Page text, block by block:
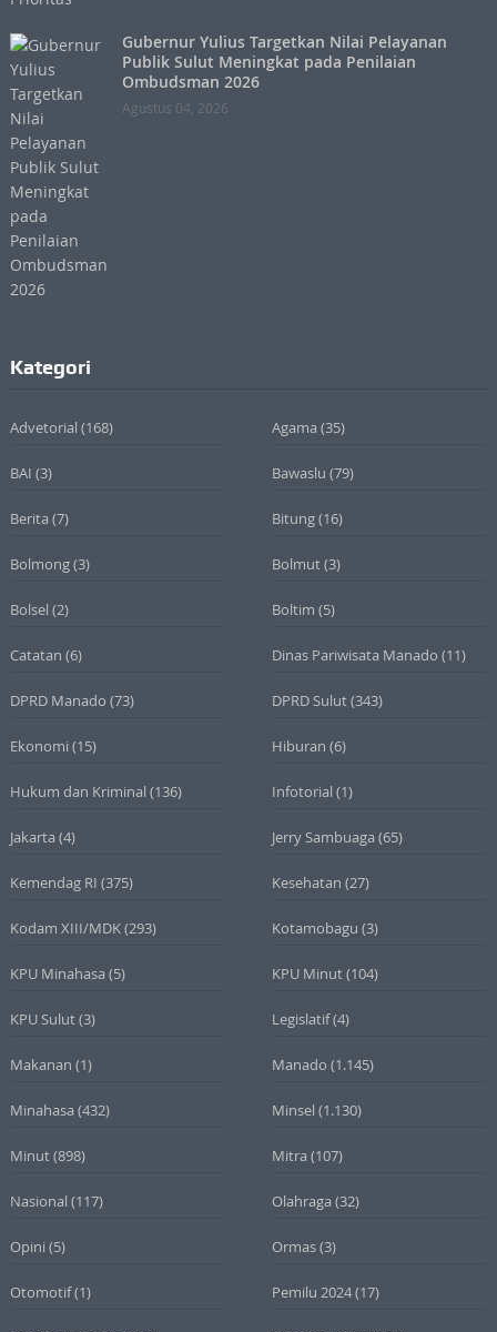
Gubernur Yulius Targetkan Nilai Pelayanan
Publik Sulut Meningkat pada Penilaian
Ombudsman 2026
Agustus 04, 2026
Kategori
Advetorial (168) Agama (35)
BAI (3) Bawaslu (79)
Berita (7) Bitung(16)
Bolmong(3) Bolmut(3)
Bolsel (2) Boltim (5)
Catatan (6) Dinas Pariwisata Manado (11)
DPRD Manado (73) DPRD Sulut(343)
Ekonomi (15) Hiburan (6)
Hukum dan Kriminal (136) Infotorial (1)
Jakarta (4) Jerry Sambuaga (65)
Kemendag RI (375) Kesehatan (27)
Kodam XIII/MDK(293) Kotamobagu (3)
KPU Minahasa (5) KPU Minut(104)
KPU Sulut(3) Legislatif(4)
Makanan (1) Manado (1.145)
Minahasa (432) Minsel (1.130)
Minut(898) Mitra (107)
Nasional (117) Olahraga (32)
Opini (5) Ormas(3)
Otomotif(1) Pemilu 2024(17)